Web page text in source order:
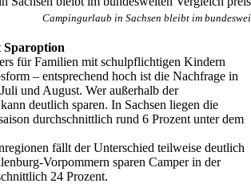
Campingurlaub in Sachsen bleibt im
Sparoption
für Familien mit schulpflichtigen Kindern
– entsprechend hoch ist die Nachfrage in
und August. Wer außerhalb der
deutlich sparen. In Sachsen liegen die
durchschnittlich rund 6 Prozent unter dem
fällt der Unterschied teilweise deutlich
Vorpommern sparen Camper in der
24 Prozent.